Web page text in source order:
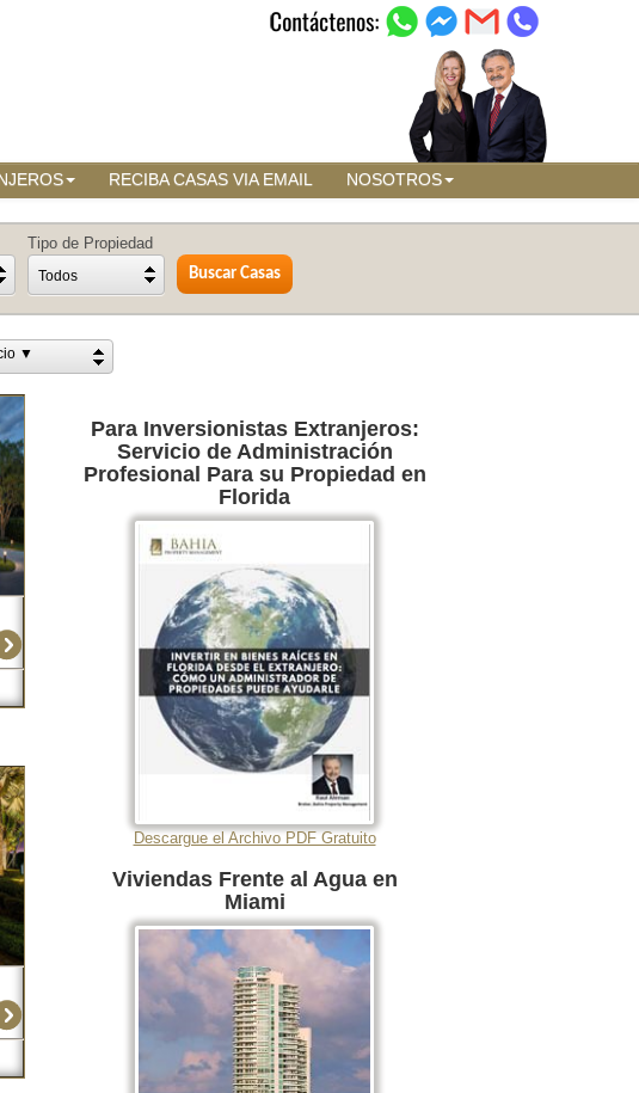
RECIBA CASAS VIA EMAIL NOSOTROS
Tipo de Propiedad
Todos
▼
Para Inversionistas Extranjeros:
Servicio de Administración
Profesional Para su Propiedad en
Florida
Descargue el Archivo PDF Gratuito
Viviendas Frente al Agua en
Miami